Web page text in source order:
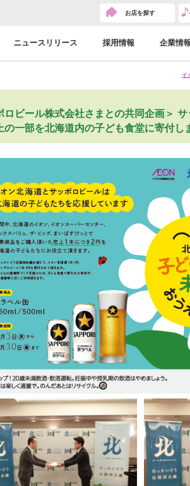
お店を探す
ニュースリリース 採用情報 企業情
イ
ロビール株式会社さまとの共同企画＞
の一部を北海道内の子ども食堂に寄付し